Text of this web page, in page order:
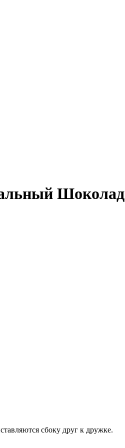
Шоколад
сбоку друг к дружке.